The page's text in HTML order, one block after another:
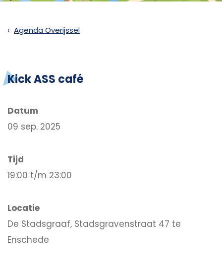
Agenda Overijssel
Kick ASS café
Datum
09 sep. 2025
Tijd
19:00 t/m 23:00
Locatie
De Stadsgraaf, Stadsgravenstraat 47 te
Enschede